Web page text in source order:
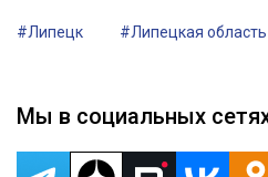
#Липецк #Липецкая область
Мы в социальных